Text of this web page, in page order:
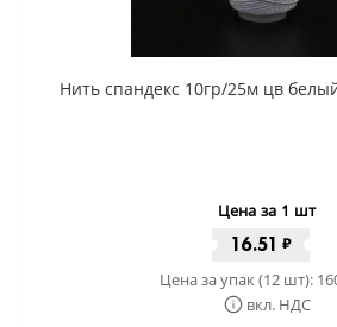
Нить спандекс 10гр/25м цв
Цена за 1 шт
16.51 ₽
Цена за упак (12 шт):
вкл. НДС